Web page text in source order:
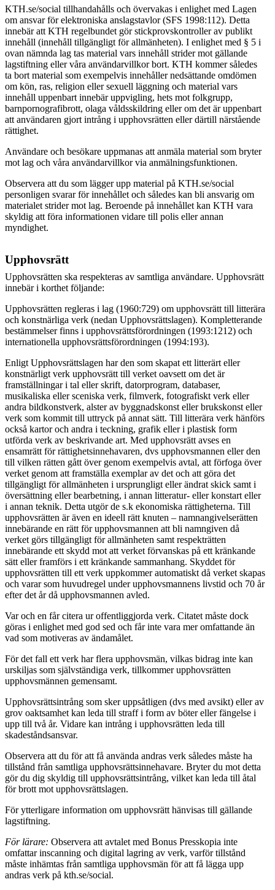
KTH.se/social tillhandahålls och övervakas i enlighet med Lagen
om ansvar för elektroniska anslagstavlor (SFS 1998:112). Detta
innebär att KTH regelbundet gör stickprovskontroller av publikt
innehåll (innehåll tillgängligt för allmänheten). I enlighet med § 5 i
ovan nämnda lag tas material vars innehåll strider mot gällande
lagstiftning eller våra användarvillkor bort. KTH kommer således
ta bort material som exempelvis innehåller nedsättande omdömen
om kön, ras, religion eller sexuell läggning och material vars
innehåll uppenbart innebär uppvigling, hets mot folkgrupp,
barnpornografibrott, olaga våldsskildring eller om det är uppenbart
att användaren gjort intrång i upphovsrätten eller därtill närstående
rättighet.
Användare och besökare uppmanas att anmäla material som bryter
mot lag och våra användarvillkor via anmälningsfunktionen.
Observera att du som lägger upp material på KTH.se/social
personligen svarar för innehållet och således kan bli ansvarig om
materialet strider mot lag. Beroende på innehållet kan KTH vara
skyldig att föra informationen vidare till polis eller annan
myndighet.
Upphovsrätt
Upphovsrätten ska respekteras av samtliga användare. Upphovsrätt
innebär i korthet följande:
Upphovsrätten regleras i lag (1960:729) om upphovsrätt till litterära
och konstnärliga verk (nedan Upphovsrättslagen). Kompletterande
bestämmelser finns i upphovsrättsförordningen (1993:1212) och
internationella upphovsrättsförordningen (1994:193).
Enligt Upphovsrättslagen har den som skapat ett litterärt eller
konstnärligt verk upphovsrätt till verket oavsett om det är
framställningar i tal eller skrift, datorprogram, databaser,
musikaliska eller sceniska verk, filmverk, fotografiskt verk eller
andra bildkonstverk, alster av byggnadskonst eller brukskonst eller
verk som kommit till uttryck på annat sätt. Till litterära verk hänförs
också kartor och andra i teckning, grafik eller i plastisk form
utförda verk av beskrivande art. Med upphovsrätt avses en
ensamrätt för rättighetsinnehavaren, dvs upphovsmannen eller den
till vilken rätten gått över genom exempelvis avtal, att förfoga över
verket genom att framställa exemplar av det och att göra det
tillgängligt för allmänheten i ursprungligt eller ändrat skick samt i
översättning eller bearbetning, i annan litteratur- eller konstart eller
i annan teknik. Detta utgör de s.k ekonomiska rättigheterna. Till
upphovsrätten är även en ideell rätt knuten – namnangivelserätten
innebärande en rätt för upphovsmannen att bli namngiven då
verket görs tillgängligt för allmänheten samt respekträtten
innebärande ett skydd mot att verket förvanskas på ett kränkande
sätt eller framförs i ett kränkande sammanhang. Skyddet för
upphovsrätten till ett verk uppkommer automatiskt då verket skapas
och varar som huvudregel under upphovsmannens livstid och 70 år
efter det år då upphovsmannen avled.
Var och en får citera ur offentliggjorda verk. Citatet måste dock
göras i enlighet med god sed och får inte vara mer omfattande än
vad som motiveras av ändamålet.
För det fall ett verk har flera upphovsmän, vilkas bidrag inte kan
urskiljas som självständiga verk, tillkommer upphovsrätten
upphovsmännen gemensamt.
Upphovsrättsintrång som sker uppsåtligen (dvs med avsikt) eller av
grov oaktsamhet kan leda till straff i form av böter eller fängelse i
upp till två år. Vidare kan intrång i upphovsrätten leda till
skadeståndsansvar.
Observera att du för att få använda andras verk således måste ha
tillstånd från samtliga upphovsrättsinnehavare. Bryter du mot detta
gör du dig skyldig till upphovsrättsintrång, vilket kan leda till åtal
för brott mot upphovsrättslagen.
För ytterligare information om upphovsrätt hänvisas till gällande
lagstiftning.
För lärare: Observera att avtalet med Bonus Presskopia inte
omfattar inscanning och digital lagring av verk, varför tillstånd
måste inhämtas från samtliga upphovsmän för att få lägga upp
andras verk på kth.se/social.